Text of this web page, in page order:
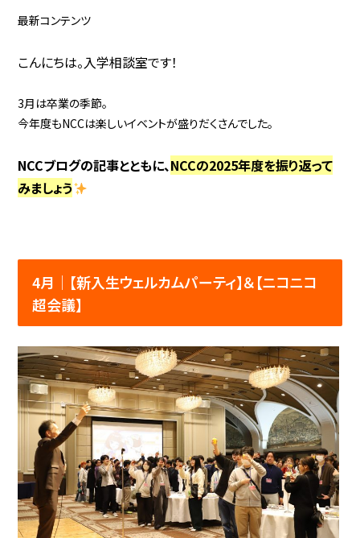
最新コンテンツ
こんにちは。入学相談室です！
3月は卒業の季節。
今年度もNCCは楽しいイベントが盛りだくさんでした。
NCCブログの記事とともに、NCCの2025年度を振り返って
みましょう
4月│【新入生ウェルカムパーティ】＆【ニコニコ
超会議】